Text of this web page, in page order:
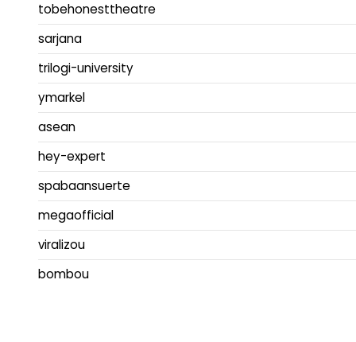
tobehonesttheatre
sarjana
trilogi-university
ymarkel
asean
hey-expert
spabaansuerte
megaofficial
viralizou
bombou